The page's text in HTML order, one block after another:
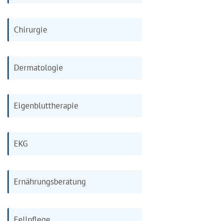
Chirurgie
Dermatologie
Eigenbluttherapie
EKG
Ernährungsberatung